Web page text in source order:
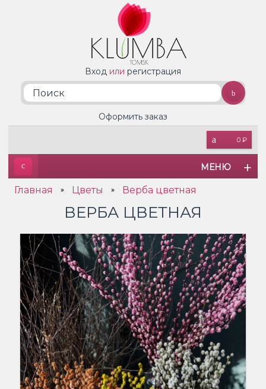
Вход или регистрация
0 ₽
Оформить заказ
МЕНЮ
Главная » Цветы » Верба цветная
ВЕРБА ЦВЕТНАЯ